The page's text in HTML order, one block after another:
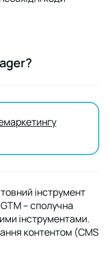
інструмент
– сполучна
інструментами.
контентом (CMS